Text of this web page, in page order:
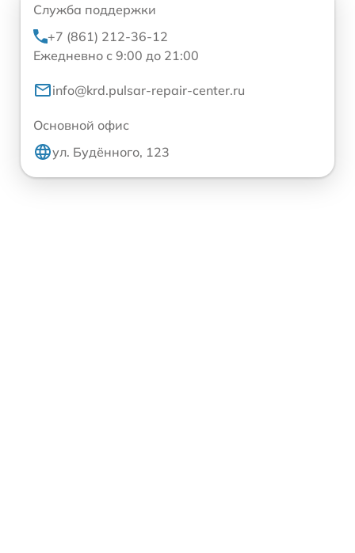
Служба поддержки
+7 (861) 212-36-12
Ежедневно с 9:00 до 21:00
info@krd.pulsar-repair-center.ru
Основной офис
ул. Будённого, 123